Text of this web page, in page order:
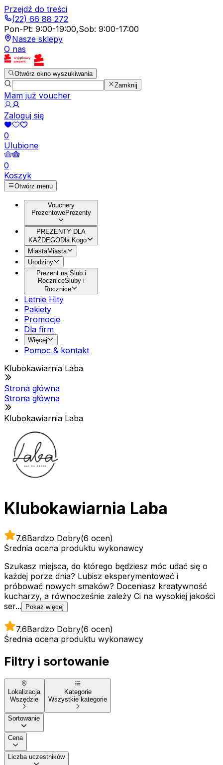
Przejdź do treści
(22) 66 88 272
Pon-Pt: 9:00-19:00,Sob: 9:00-17:00
Nasze sklepy
O nas
Otwórz okno wyszukiwania
Zamknij
Mam już voucher
Zaloguj się
0
Ulubione
0
Koszyk
Otwórz menu
Vouchery
PrezentowePrezenty
PREZENTY DLA
KAŻDEGODla Kogo
MiastaMiasta
Urodziny
Prezent na Ślub i
RocznicęŚluby i
Rocznice
Letnie Hity
Pakiety
Promocje
Dla firm
Więcej
Pomoc & kontakt
Klubokawiarnia Laba
Strona główna
Strona główna
Klubokawiarnia Laba
Klubokawiarnia Laba
7.6Bardzo Dobry(6 ocen)
Średnia ocena produktu wykonawcy
Szukasz miejsca, do którego będziesz móc udać się o
każdej porze dnia? Lubisz eksperymentować i
próbować nowych smaków? Doceniasz kreatywność
kucharzy, a równocześnie zależy Ci na wysokiej jakości
ser...
Pokaż więcej
7.6Bardzo Dobry(6 ocen)
Średnia ocena produktu wykonawcy
Filtry i sortowanie
Lokalizacja
Wszędzie
Kategorie
Wszystkie kategorie
Sortowanie
Cena
Liczba uczestników